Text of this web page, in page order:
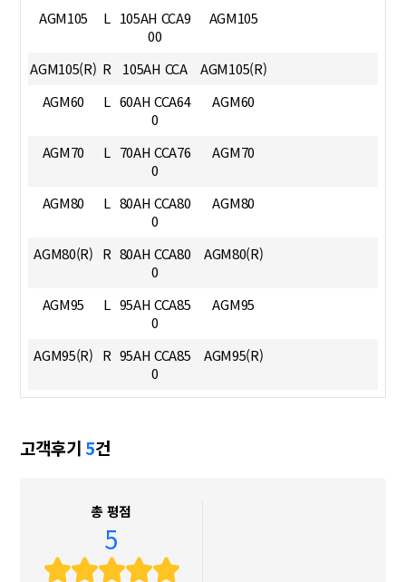
AGM105 L 105AH CCA9
00
AGM105
AGM105(R) R 105AH CCA
AGM105(R)
AGM60
L 60AH CCA64
0
AGM60
AGM70 L 70AH CCA76
0
AGM70
AGM80 L 80AH CCA80
0
AGM80
AGM80(R) R 80AH CCA80
0
AGM80(R)
AGM95 L 95AH CCA85
0
AGM95
AGM95(R) R 95AH CCA85
0
AGM95(R)
고객후기 5건
총 평점
5